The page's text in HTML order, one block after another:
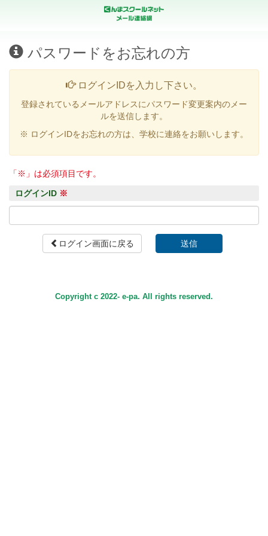
パスワードをお忘れの方
ログインIDを入力し下さい。
登録されているメールアドレスにパスワード変更案内のメー
ルを送信します。
※ ログインIDをお忘れの方は、学校に連絡をお願いします。
「※」は必須項目です。
ログインID ※
ログイン画面に戻る
Copyright c 2022- e-pa. All rights reserved.